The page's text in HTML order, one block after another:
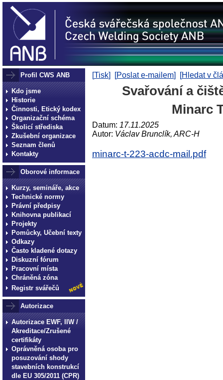
Profil CWS ANB
Kdo jsme
Historie
Činnosti, Etický kodex
Organizační schéma
Školicí střediska
Zkušební organizace
Seznam členů
Kontakty
Oborové informace
Kurzy, semináře, akce
Technické normy
Právní předpisy
Knihovna publikací
Projekty
Pomůcky, Učební texty
Odkazy
Často kladené dotazy
Diskuzní fórum
Pracovní místa
Chráněná zóna
Registr svářečů
Autorizace
Autorizace EWF, IIW /
Akreditace/Zrušené
certifikáty
Oprávněná osoba pro
posuzování shody
stavebních konstrukcí
dle EU 305/2011 (CPR)
[Tisk] [Poslat e-mailem] [Hledat v
Svařování a
Minarc
Datum: 17.11.2025
Autor: Václav Brunclík, ARC-H
minarc-t-223-acdc-mail.pdf